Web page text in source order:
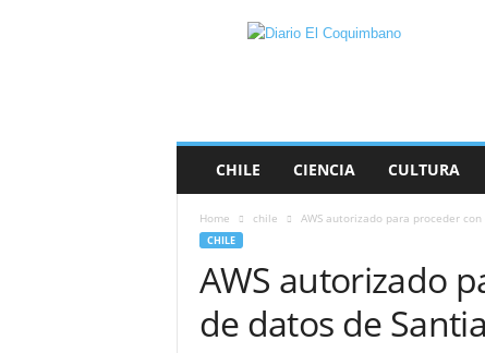
CHILE CIENCIA CULTURA
Home chile AWS autorizado para proceder
CHILE
AWS autorizado
de datos de